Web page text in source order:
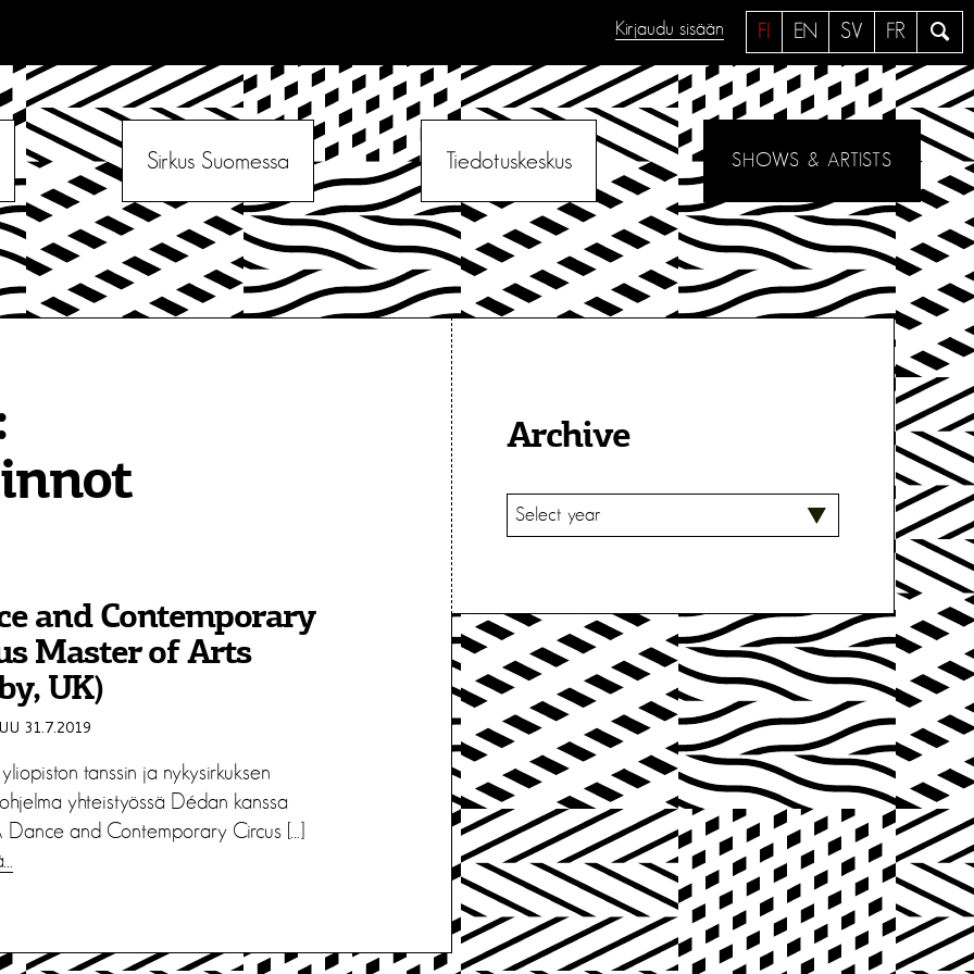
a
e
FI EN SV FR
Kirjaudu sisään
Sirkus Suomessa Tiedotuskeskus SHOWS & ARTISTS
and Contemporary
Master of Arts
UK)
31.7.2019
tanssin ja nykysirkuksen
yhteistyössä Dédan kanssa
Dance and Contemporary Circus […]
Archive
V
A
T
S
E